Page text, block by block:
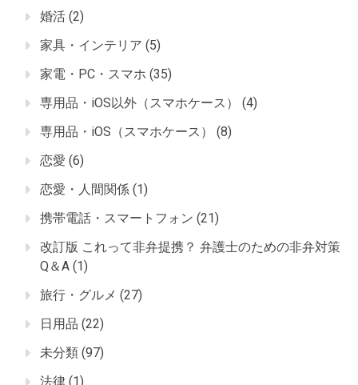
婚活 (2)
家具・インテリア (5)
家電・PC・スマホ (35)
専用品・iOS以外（スマホケース）
(4)
専用品・iOS（スマホケース）
(8)
恋愛 (6)
恋愛・人間関係 (1)
携帯電話・スマートフォン (21)
改訂版 これって非弁提携？ 弁護士のための非弁対策
Q＆A (1)
旅行・グルメ (27)
日用品 (22)
未分類 (97)
法律 (1)